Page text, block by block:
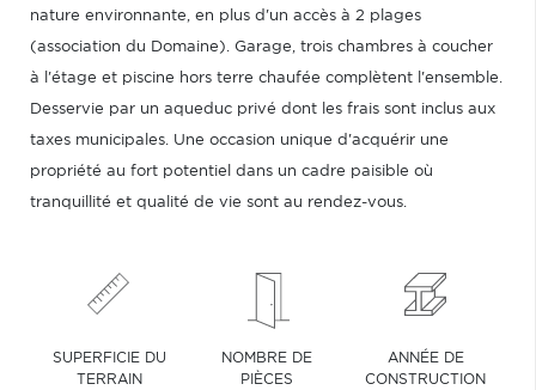
nature environnante, en plus d'un accès à 2 plages
(association du Domaine). Garage, trois chambres à coucher
à l'étage et piscine hors terre chaufée complètent l'ensemble.
Desservie par un aqueduc privé dont les frais sont inclus aux
taxes municipales. Une occasion unique d'acquérir une
propriété au fort potentiel dans un cadre paisible où
tranquillité et qualité de vie sont au rendez-vous.
SUPERFICIE DU
TERRAIN
NOMBRE DE
PIÈCES
ANNÉE DE
CONSTRUCTION